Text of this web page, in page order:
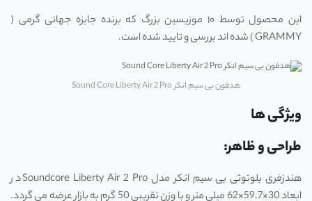
این محصول توسط ۱۰ موزیسین بزرگ که برنده جایزه جهانی گرمی (
GRAMMY ) شده اند بررسی و تایید شده است.
هدفون بی سیم انکر Sound Core Liberty Air 2 Pro
ویژگی ها
طراحی و ظاهر:
هندزفری بلوتوثی بی سیم انکر مدل Soundcore Liberty Air 2 Pro در
ابعاد 30×59.7×62 میلی‌ متر و با وزن تقریبی 50 گرم به بازار عرضه می ‌گردد.